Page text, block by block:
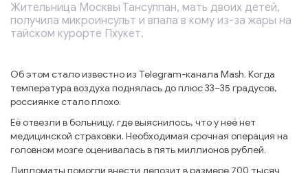
Жительница Москвы Тансулпан, мать двоих детей,
получила микроинсульт и впала в кому из-за жары на
тайском курорте Пхукет.
Об этом стало известно из Telegram-канала Mash. Когда
температура воздуха поднялась до плюс 33–35 градусов,
россиянке стало плохо.
Её отвезли в больницу, где выяснилось, что у неё нет
медицинской страховки. Необходимая срочная операция на
головном мозге оценивалась в пять миллионов рублей.
Дипломаты помогли внести депозит в размере 700 тысяч